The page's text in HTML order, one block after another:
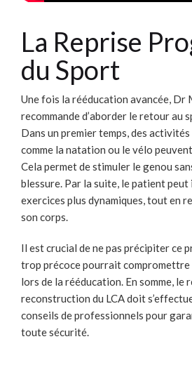
La Reprise
du Sport
Une fois la rééducation avancée, Dr
recommande d’aborder le retour au
Dans un premier temps, des
comme la natation ou le vélo
Cela permet de stimuler le genou
blessure. Par la suite, le patient
exercices plus dynamiques, tout en
son corps.
Il est crucial de ne pas précipiter ce
trop précoce pourrait compromettre
lors de la rééducation. En somme, le
reconstruction du LCA doit
conseils de professionnels pour
toute sécurité.